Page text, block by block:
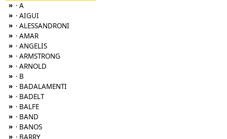
» · A
» · AIGUI
» · ALESSANDRONI
» · AMAR
» · ANGELIS
» · ARMSTRONG
» · ARNOLD
» · B
» · BADALAMENTI
» · BADELT
» · BALFE
» · BAND
» · BANOS
» · BARRY